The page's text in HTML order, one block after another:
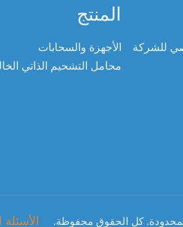
للشركة
المنتج
الأجهزة والسحابات
محامل التشحيم الذاتي